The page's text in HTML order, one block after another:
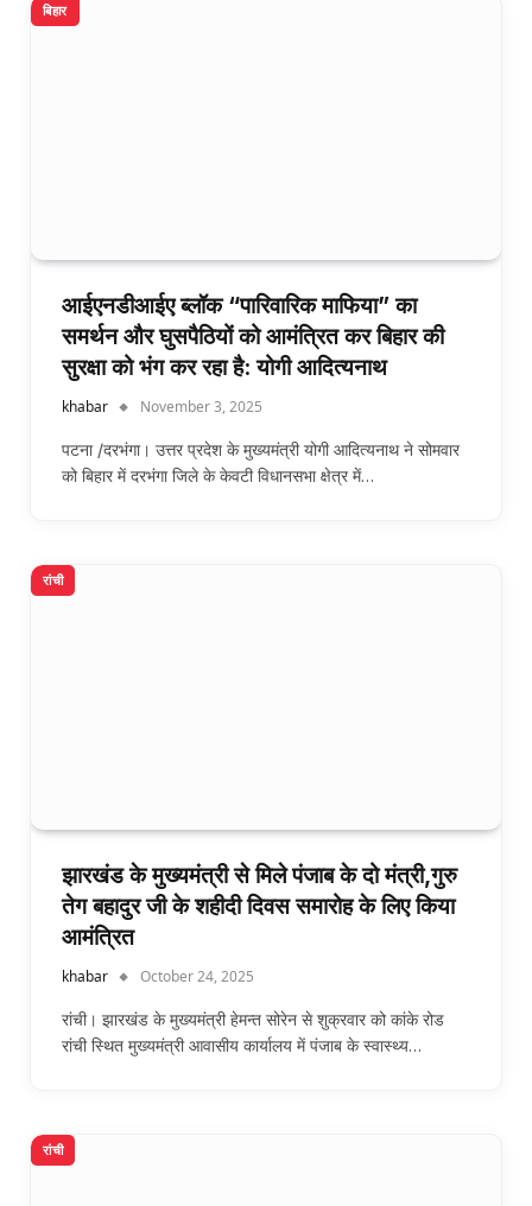
बिहार
आईएनडीआईए ब्लॉक “पारिवारिक माफिया” का
समर्थन और घुसपैठियों को आमंत्रित कर बिहार की
सुरक्षा को भंग कर रहा है: योगी आदित्यनाथ
khabar November 3, 2025
पटना /दरभंगा। उत्तर प्रदेश के मुख्यमंत्री योगी आदित्यनाथ ने सोमवार
को बिहार में दरभंगा जिले के केवटी विधानसभा क्षेत्र में…
रांची
झारखंड के मुख्यमंत्री से मिले पंजाब के दो मंत्री,गुरु
तेग बहादुर जी के शहीदी दिवस समारोह के लिए किया
आमंत्रित
khabar October 24, 2025
रांची। झारखंड के मुख्यमंत्री हेमन्त सोरेन से शुक्रवार को कांके रोड
रांची स्थित मुख्यमंत्री आवासीय कार्यालय में पंजाब के स्वास्थ्य…
रांची